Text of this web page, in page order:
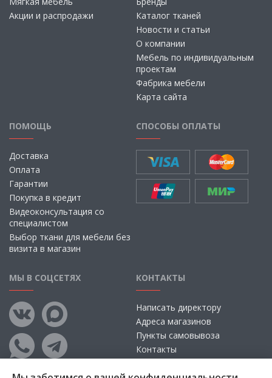
Акции и распродажи
Каталог тканей
Новости и статьи
О компании
Мебель по индивидуальным
проектам
Фабрика мебели
Карта сайта
ПОМОЩЬ
Доставка
Оплата
Гарантии
Покупка в кредит
Видеоконсультация со
специалистом
Выбор ткани для мебели без
визита в магазин
СПОСОБЫ ОПЛАТЫ
МЫ В СОЦСЕТЯХ КОНТАКТЫ
Написать директору
Адреса магазинов
Пункты самовывоза
Контакты